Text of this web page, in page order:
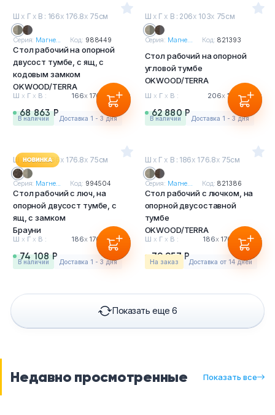
Ш х Г х В : 166х 176.8х 75см
Серия: Магне... Код: 988449
Стол рабочий на опорной
двусост тумбе, с ящ, с
кодовым замком
OKWOOD/TERRA
Ш х Г х В : 166х176.8х75см
68 863 Р
в наличии Доставка 1 - 3 дня
Ш х Г х В : 206х 103х 75см
Серия: Магне... Код: 821393
Стол рабочий на опорной
угловой тумбе
OKWOOD/TERRA
Ш х Г х В : 206х 103х75см
62 880 Р
в наличии Доставка 1 - 3 дня
Ш хГхВ : 186х 176.8х 75см
Серия: Магне... Код: 994504
Стол рабочий с люч, на
опорной двусост тумбе, с
ящ, с замком
Брауни
Ш х Г х В : 186х176.8х75см
74 108 Р
в наличии Доставка 1 - 3 дня
Ш х Г х В : 186х 176.8х 75см
Серия: Магне... Код: 821386
Стол рабочий с лючком, на
опорной двусоставной
тумбе
OKWOOD/TERRA
Ш х Г х В : 186х 176.8х75см
79 957 Р
На заказ Доставка от 14 дней
Показать еще 6
Недавно просмотренные Показать все